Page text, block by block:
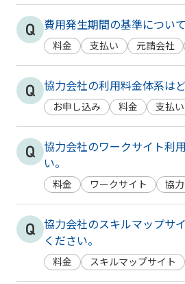
費用発生期間の基準につい
料金 支払い 元請会社
協力会社の利用料金体系は
お申し込み 料金 支払い
協力会社のワークサイト利
い。
料金 ワークサイト 協
協力会社のスキルマップサ
ください。
料金 スキルマップサイト